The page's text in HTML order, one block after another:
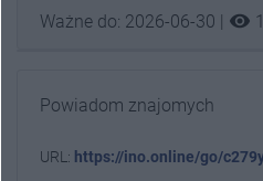
Ważne do: 2026-06-30 | visibility
Powiadom znajomych
URL: https://ino.online/go/